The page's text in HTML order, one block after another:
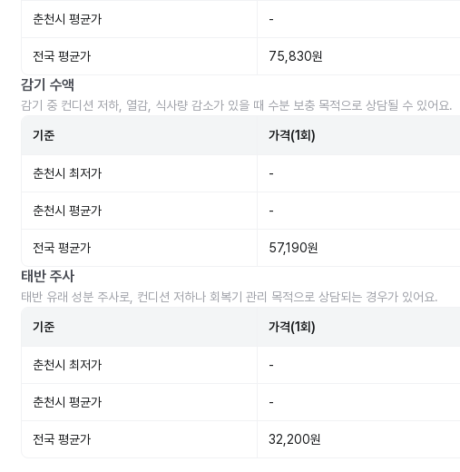
춘천시 평균가 -
전국 평균가 75,830원
감기 수액
감기 중 컨디션 저하, 열감, 식사량 감소가 있을 때 수분 보충 목적으로 상담될 수 있어요.
기준 가격(1회)
춘천시 최저가 -
춘천시 평균가 -
전국 평균가 57,190원
태반 주사
태반 유래 성분 주사로, 컨디션 저하나 회복기 관리 목적으로 상담되는 경우가 있어요.
기준 가격(1회)
춘천시 최저가 -
춘천시 평균가 -
전국 평균가 32,200원